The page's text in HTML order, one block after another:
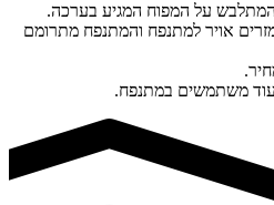
על המפוח המגיע בערכה.
אויר למתנפח והמתנפח מתרומם
משתמשים במתנפח.